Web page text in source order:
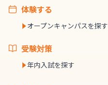
体験する
オープンキャンパスを探す
受験対策
年内入試を探す